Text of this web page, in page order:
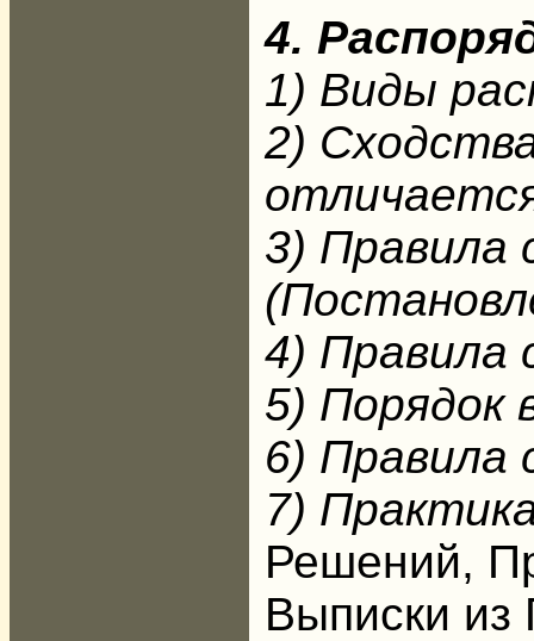
4.
1) Виды
2)
3) Правила
4) Правила
5) Порядок
6) Правила
7)
Решений,
Выписки из